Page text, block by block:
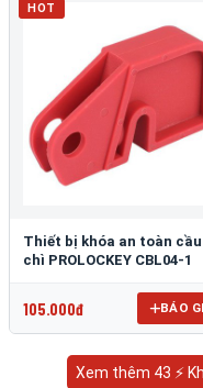
HOT
Thiết bị khóa an toàn cầu
chì PROLOCKEY CBL04-1
105.000đ BÁO
Xem thêm 43 ⚡